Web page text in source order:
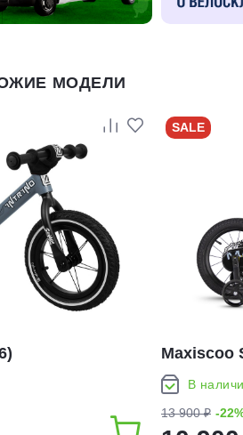
МОДЕЛИ
SALE
Maxiscoo
(2026)
В
13 900 ₽ -